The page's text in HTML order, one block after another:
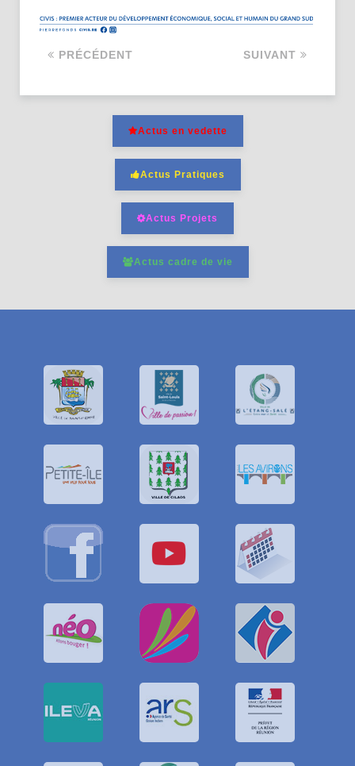
PRÉCÉDENT SUIVANT
Actus en vedette
Actus Pratiques
Actus Projets
Actus cadre de vie